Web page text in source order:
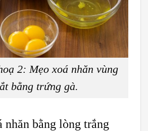
2: Mẹo xoá nhăn vùng
bằng trứng gà.
nhăn bằng lòng trắng